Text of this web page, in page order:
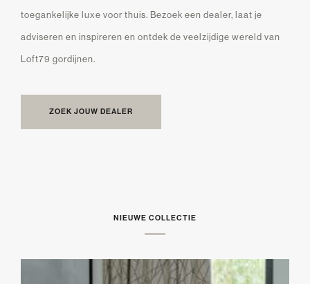
toegankelijke luxe voor thuis. Bezoek een dealer, laat je
adviseren en inspireren en ontdek de veelzijdige wereld van
Loft79 gordijnen.
ZOEK JOUW DEALER
NIEUWE COLLECTIE